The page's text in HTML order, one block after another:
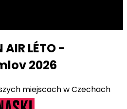
AIR LÉTO -
2026
miejscach w Czechach